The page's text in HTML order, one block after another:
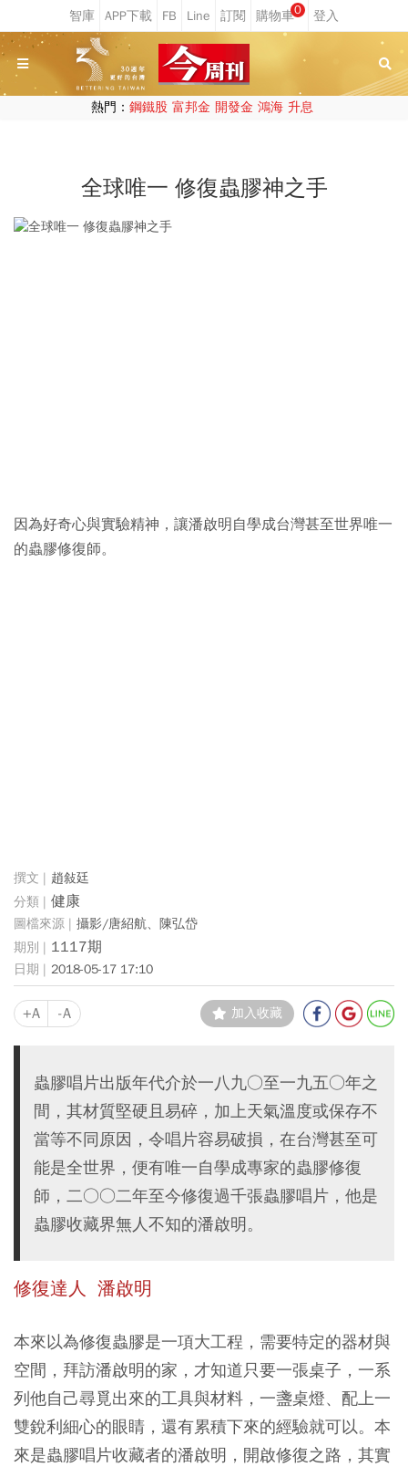
0
熱門： 鋼鐵股 富邦金 開發金 鴻海 升息
全球唯一 修復蟲膠神之手
因為好奇心與實驗精神，讓潘啟明自學成台灣甚至世界唯一
的蟲膠修復師。
趙敍廷
健康
攝影/唐紹航、陳弘岱
1117期
2018-05-17 17:10
+A -A 加入收藏
蟲膠唱片出版年代介於一八九○至一九五○年之
間，其材質堅硬且易碎，加上天氣溫度或保存不
當等不同原因，令唱片容易破損，在台灣甚至可
能是全世界，便有唯一自學成專家的蟲膠修復
師，二○○二年至今修復過千張蟲膠唱片，他是
蟲膠收藏界無人不知的潘啟明。
修復達人 潘啟明
本來以為修復蟲膠是一項大工程，需要特定的器材與
空間，拜訪潘啟明的家，才知道只要一張桌子，一系
列他自己尋覓出來的工具與材料，一盞桌燈、配上一
雙銳利細心的眼睛，還有累積下來的經驗就可以。本
來是蟲膠唱片收藏者的潘啟明，開啟修復之路，其實